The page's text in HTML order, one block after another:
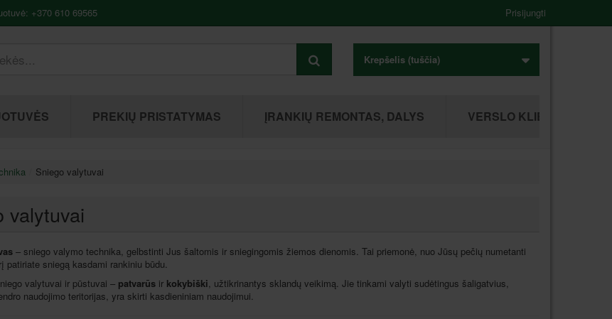
+370 610 69565 Prisijungti
Krepšelis (tuščia)
PREKIŲ PRISTATYMAS ĮRANKIŲ REMONTAS, DALYS VERSLO KLIENTAMS
Sniego valytuvai
valytuvai
– sniego valymo technika, gelbstinti Jus šaltomis ir sniegingomis žiemos dienomis. Tai priemonė, nuo Jūsų pečių numetanti
patiriate sniegą kasdami rankiniu būdu.
valytuvai ir pūstuvai – patvarūs irkokybiški, užtikrinantys sklandų veikimą. Jie tinkami valyti sudėtingus šaligatvius,
naudojimo teritorijas, yra skirti kasdieniniam naudojimui.